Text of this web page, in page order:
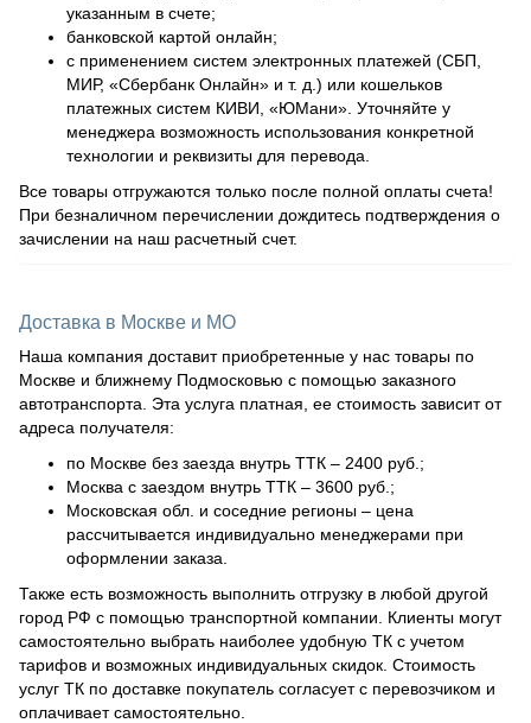
указанным в счете;
банковской картой онлайн;
с применением систем электронных платежей (СБП,
МИР, «Сбербанк Онлайн» и т. д.) или кошельков
платежных систем КИВИ, «ЮМани». Уточняйте у
менеджера возможность использования конкретной
технологии и реквизиты для перевода.
Все товары отгружаются только после полной оплаты счета!
При безналичном перечислении дождитесь подтверждения о
зачислении на наш расчетный счет.
Доставка в Москве и МО
Наша компания доставит приобретенные у нас товары по
Москве и ближнему Подмосковью с помощью заказного
автотранспорта. Эта услуга платная, ее стоимость зависит от
адреса получателя:
по Москве без заезда внутрь ТТК – 2400 руб.;
Москва с заездом внутрь ТТК – 3600 руб.;
Московская обл. и соседние регионы – цена
рассчитывается индивидуально менеджерами при
оформлении заказа.
Также есть возможность выполнить отгрузку в любой другой
город РФ с помощью транспортной компании. Клиенты могут
самостоятельно выбрать наиболее удобную ТК с учетом
тарифов и возможных индивидуальных скидок. Стоимость
услуг ТК по доставке покупатель согласует с перевозчиком и
оплачивает самостоятельно.